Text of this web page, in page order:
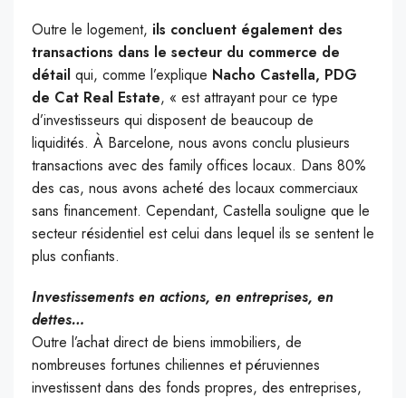
Outre le logement, ils concluent également des
transactions dans le secteur du commerce de
détail qui, comme l’explique Nacho Castella, PDG
de Cat Real Estate, « est attrayant pour ce type
d’investisseurs qui disposent de beaucoup de
liquidités. À Barcelone, nous avons conclu plusieurs
transactions avec des family offices locaux. Dans 80%
des cas, nous avons acheté des locaux commerciaux
sans financement. Cependant, Castella souligne que le
secteur résidentiel est celui dans lequel ils se sentent le
plus confiants.
Investissements en actions, en entreprises, en
dettes…
Outre l’achat direct de biens immobiliers, de
nombreuses fortunes chiliennes et péruviennes
investissent dans des fonds propres, des entreprises,